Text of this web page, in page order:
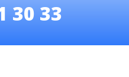
30 33